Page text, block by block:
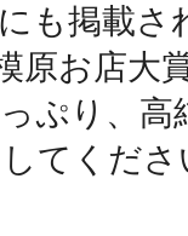
も掲載さ
原お店大
ぷり、高
てくださ
鴻巣
池袋